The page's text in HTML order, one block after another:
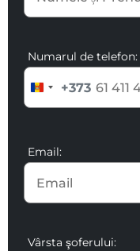
Numarul de telefon:
+373
Email:
Vârsta şoferului: